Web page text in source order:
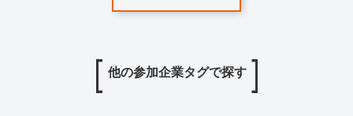
他の参加企業タグで探す